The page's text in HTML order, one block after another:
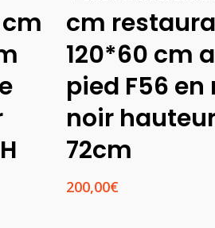
cm
120*60 cm
pied F56
noir
72cm
200,00€